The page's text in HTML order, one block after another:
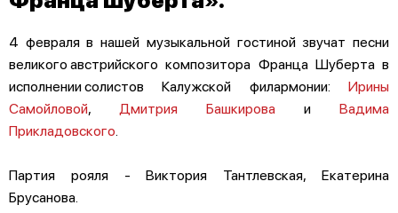
4 февраля в нашей музыкальной гостиной звучат песни
великого австрийского композитора Франца Шуберта в
исполнении солистов Калужской филармонии: Ирины
Самойловой, Дмитрия Башкирова и Вадима
Прикладовского
Партия рояля - Виктория Тантлевская, Екатерина
Брусанова.